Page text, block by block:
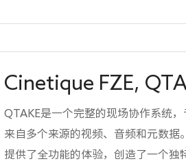
Cinetique FZE,
QTAKE是一个完整的现场协作系统
来自多个来源的视频、音频和元数据
提供了全功能的体验，创造了一个独